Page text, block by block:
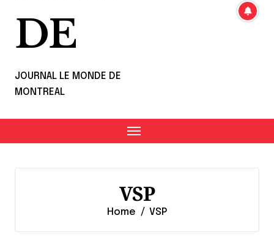
DE
JOURNAL LE MONDE DE
MONTREAL
VSP
Home VSP